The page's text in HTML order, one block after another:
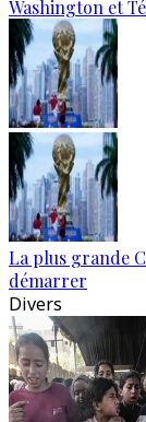
Washington et
La plus grande
démarrer
Divers